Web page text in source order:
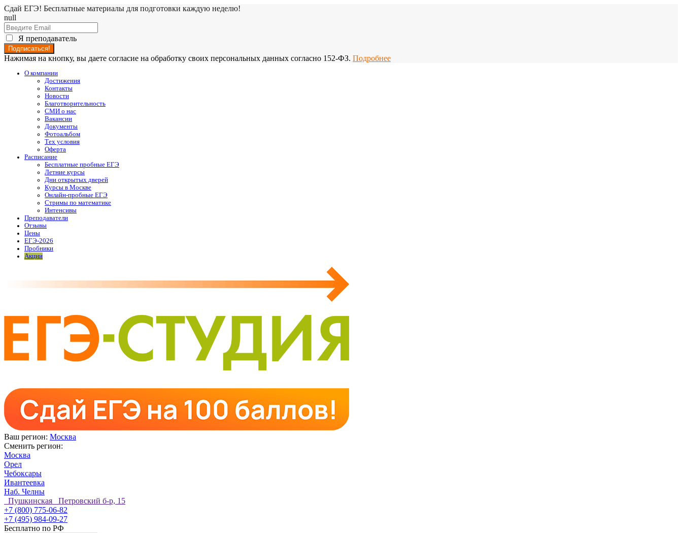
Сдай ЕГЭ! Бесплатные материалы для подготовки каждую неделю!
null
Я преподаватель
Нажимая на кнопку, вы даете согласие на обработку своих персональных данных согласно 152-ФЗ. Подробнее
О компании
Достижения
Контакты
Новости
Благотворительность
СМИ о нас
Вакансии
Документы
Фотоальбом
Тех условия
Оферта
Расписание
Бесплатные пробные ЕГЭ
Летние курсы
Дни открытых дверей
Курсы в Москве
Онлайн-пробные ЕГЭ
Стримы по математике
Интенсивы
Преподаватели
Отзывы
Цены
ЕГЭ-2026
Пробники
Акции
Ваш регион: Москва
Сменить регион:
Москва
Орел
Чебоксары
Ивантеевка
Наб. Челны
Пушкинская Петровский б-р, 15
+7 (800) 775-06-82
+7 (495) 984-09-27
Бесплатно по РФ